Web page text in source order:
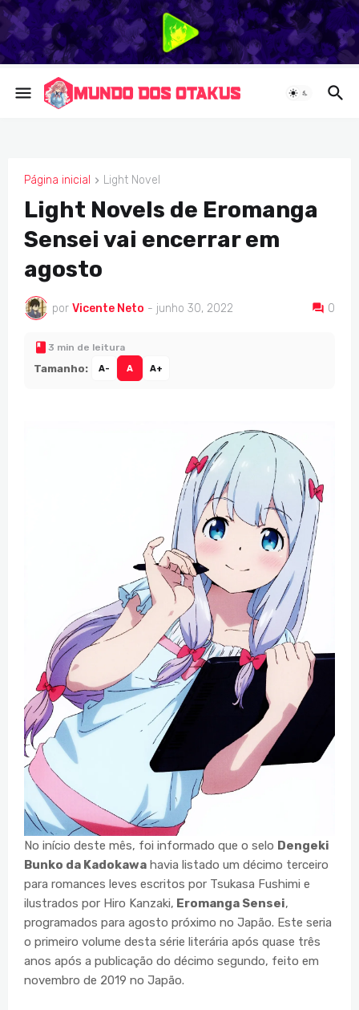
Página inicial Light Novel
LIGHT NOVEL
Light Novels de Eromanga
Sensei vai encerrar em
agosto
por Vicente Neto - junho 30, 2022 0
3 min de leitura
Tamanho: A- A A+
No início deste mês, foi informado que o selo Dengeki
Bunko da Kadokawa havia listado um décimo terceiro
para romances leves escritos por Tsukasa Fushimi e
ilustrados por Hiro Kanzaki, Eromanga Sensei,
programados para agosto próximo no Japão. Este seria
o primeiro volume desta série literária após quase três
anos após a publicação do décimo segundo, feito em
novembro de 2019 no Japão.